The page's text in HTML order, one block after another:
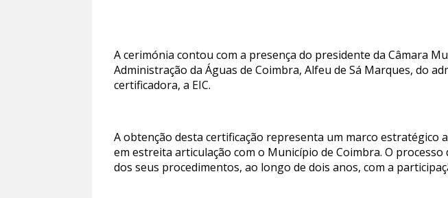
A cerimónia contou com a presença do presidente da Câmara
Administração da Águas de Coimbra, Alfeu de Sá Marques, do
certificadora, a EIC.
A obtenção desta certificação representa um marco estratégico
em estreita articulação com o Município de Coimbra. O
dos seus procedimentos, ao longo de dois anos, com a